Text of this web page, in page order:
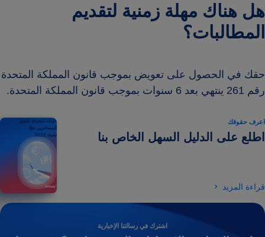
هل هناك مهلة زمنية لتقديم
المطالبات؟
حقك في الحصول على تعويض بموجب قانون المملكة المتحدة
رقم 261 ينتهي بعد 6 سنوات بموجب قانون المملكة المتحدة.
اشترك في رسالتنا الإخبارية
اعرف حقوقك
اطلع على الدليل السهل الخاص بنا
قراءة المزيد
دليلك لمعرفة حقوق
المسافرين جوًا
طبعة 2026